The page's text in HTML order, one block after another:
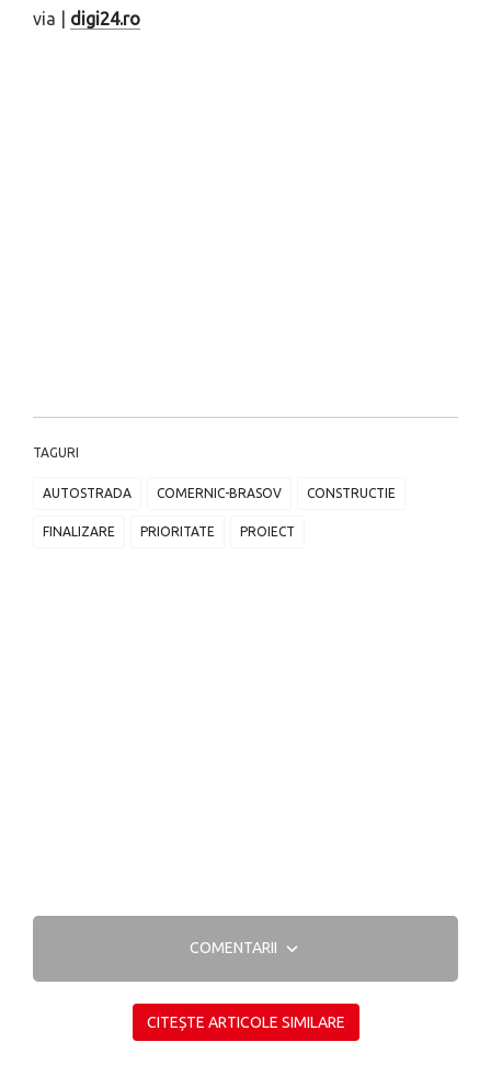
via | digi24.ro
TAGURI
AUTOSTRADA COMERNIC-BRASOV CONSTRUCTIE
FINALIZARE PRIORITATE PROIECT
COMENTARII
CITEȘTE ARTICOLE SIMILARE